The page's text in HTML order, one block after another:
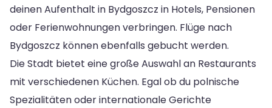
deinen Aufenthalt in Bydgoszcz in Hotels, Pensionen
oder Ferienwohnungen verbringen. Flüge nach
Bydgoszcz können ebenfalls gebucht werden.
Die Stadt bietet eine große Auswahl an Restaurants
mit verschiedenen Küchen. Egal ob du polnische
Spezialitäten oder internationale Gerichte